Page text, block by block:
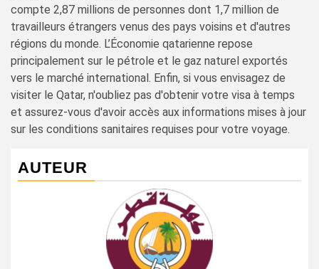
compte 2,87 millions de personnes dont 1,7 million de
travailleurs étrangers venus des pays voisins et d'autres
régions du monde. L’Économie qatarienne repose
principalement sur le pétrole et le gaz naturel exportés
vers le marché international. Enfin, si vous envisagez de
visiter le Qatar, n'oubliez pas d'obtenir votre visa à temps
et assurez-vous d'avoir accès aux informations mises à jour
sur les conditions sanitaires requises pour votre voyage.
AUTEUR